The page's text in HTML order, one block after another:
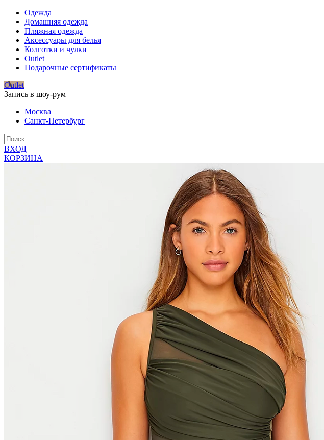
Одежда
Домашняя одежда
Пляжная одежда
Аксессуары для белья
Колготки и чулки
Outlet
Подарочные сертификаты
Outlet
Запись в шоу-рум
Москва
Санкт-Петербург
ВХОД
КОРЗИНА